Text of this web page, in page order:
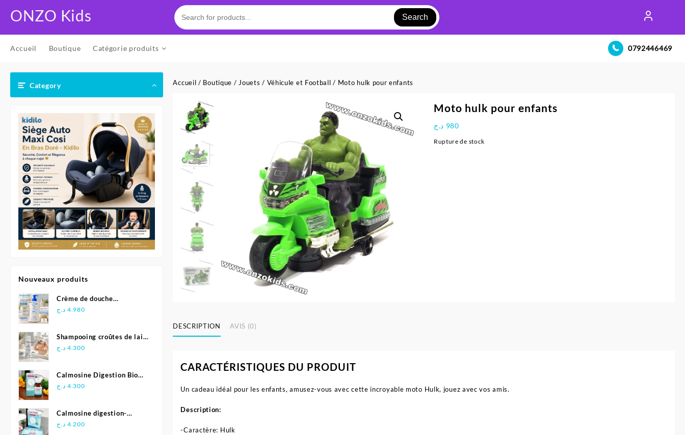
ONZO Kids Search
Accueil Boutique Catégorie produits 0792446469
Category
Nouveaux produits
Crème de douche
Relipidante - Neutraderm
4.980 د.ج
Shampooing croûtes de lait
- Biolane
4.300 د.ج
Calmosine Digestion Bio
Bébé 100 ml
4.300 د.ج
Calmosine digestion-
Biolane
4.200 د.ج
Accueil / Boutique / Jouets / Véhicule et Football / Moto hulk pour enfants
Moto hulk pour enfants
980 د.ج
Rupture de stock
DESCRIPTION AVIS (0)
CARACTÉRISTIQUES DU PRODUIT
Un cadeau idéal pour les enfants, amusez-vous avec cette incroyable moto Hulk, jouez avec vos amis.
Description:
-Caractère: Hulk